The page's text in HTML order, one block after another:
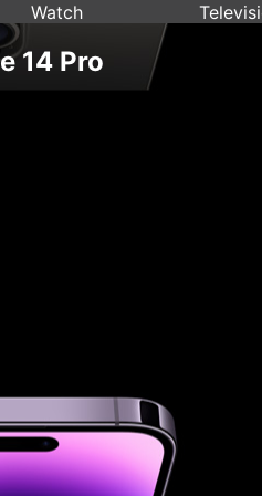
Watch
14 Pro